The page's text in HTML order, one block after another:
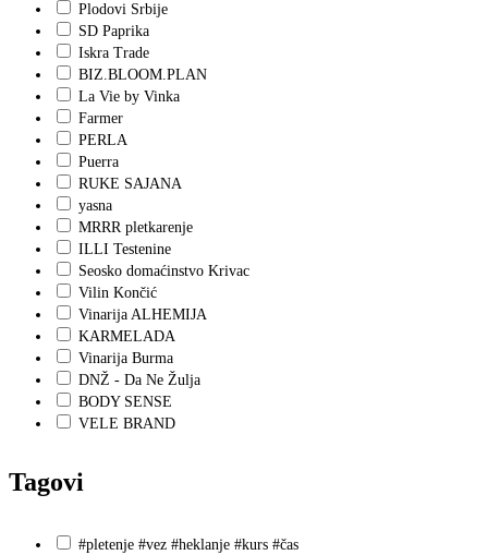
Plodovi Srbije
SD Paprika
Iskra Trade
BIZ.BLOOM.PLAN
La Vie by Vinka
Farmer
PERLA
Puerra
RUKE SAJANA
yasna
MRRR pletkarenje
ILLI Testenine
Seosko domaćinstvo Krivac
Vilin Končić
Vinarija ALHEMIJA
KARMELADA
Vinarija Burma
DNŽ - Da Ne Žulja
BODY SENSE
VELE BRAND
Tagovi
#pletenje #vez #heklanje #kurs #čas